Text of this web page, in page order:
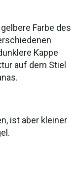
Farbe des
Kappe
auf dem Stiel
ist aber kleiner